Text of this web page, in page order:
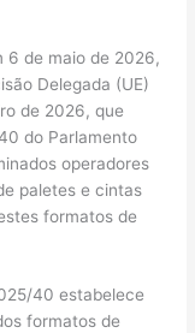
6 de maio de 2026,
Delegada (UE)
de 2026, que
do Parlamento
operadores
paletes e cintas
formatos de
40 estabelece
formatos de